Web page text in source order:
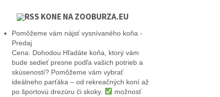
KONE NA ZOOBURZA.EU
Pomôžeme vám nájsť vysnívaného koňa -
Predaj
Cena: Dohodou Hľadáte koňa, ktorý vám
bude sedieť presne podľa vašich potrieb a
skúseností? Pomôžeme vám vybrať
ideálneho parťáka – od rekreačných koní až
po športovú drezúru či skoky.
možnosť